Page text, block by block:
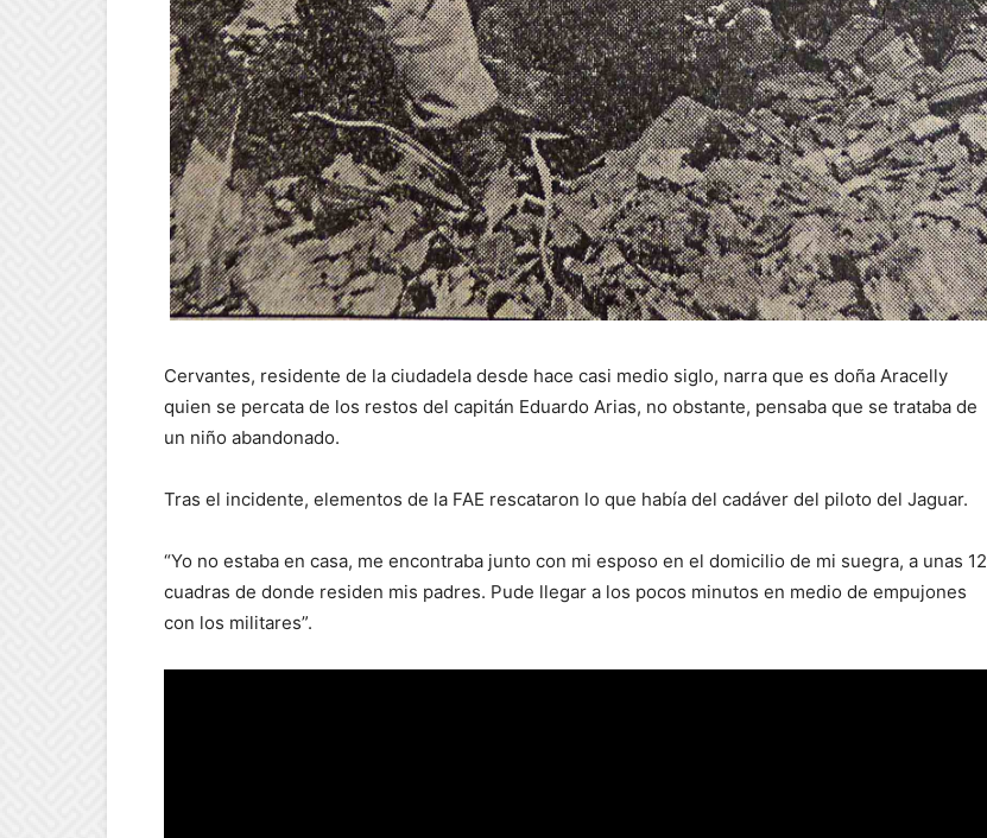
Cervantes, residente de la ciudadela desde hace casi medio siglo, narra que es doña Aracelly
quien se percata de los restos del capitán Eduardo Arias, no obstante, pensaba que se trataba de
un niño abandonado.
Tras el incidente, elementos de la FAE rescataron lo que había del cadáver del piloto del Jaguar.
“Yo no estaba en casa, me encontraba junto con mi esposo en el domicilio de mi suegra, a unas 12
cuadras de donde residen mis padres. Pude llegar a los pocos minutos en medio de empujones
con los militares”.